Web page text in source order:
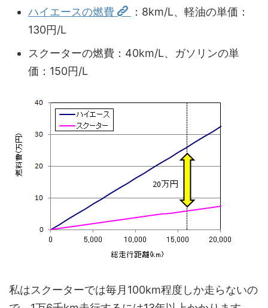
ハイエースの燃費
：8km/L、軽油の単価：
130円/L
スクーターの燃費：40km/L、ガソリンの単
価：150円/L
私はスクーターでは毎月100km程度しか走らないの